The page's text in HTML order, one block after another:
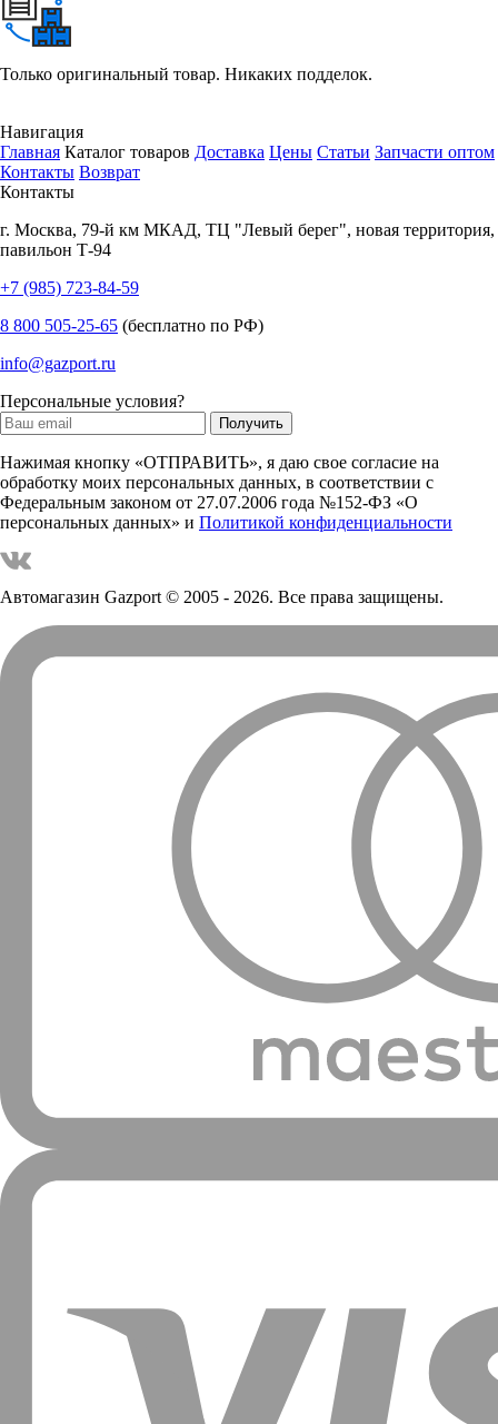
Только оригинальный товар. Никаких подделок.
Навигация
Главная Каталог товаров Доставка Цены Статьи Запчасти оптом
Контакты Возврат
Контакты
г. Москва, 79-й км МКАД, ТЦ "Левый берег", новая территория,
павильон Т-94
+7 (985) 723-84-59
8 800 505-25-65 (бесплатно по РФ)
info@gazport.ru
Персональные условия?
Нажимая кнопку «ОТПРАВИТЬ», я даю свое согласие на
обработку моих персональных данных, в соответствии с
Федеральным законом от 27.07.2006 года №152-ФЗ «О
персональных данных» и Политикой конфиденциальности
Автомагазин Gazport© 2005 - 2026. Все права защищены.